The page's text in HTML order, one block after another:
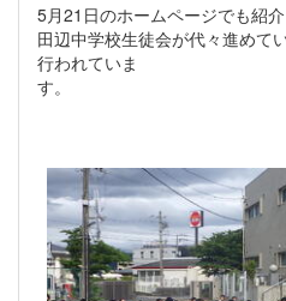
5月21日のホームページでも紹
田辺中学校生徒会が代々進めて
行われていま
す